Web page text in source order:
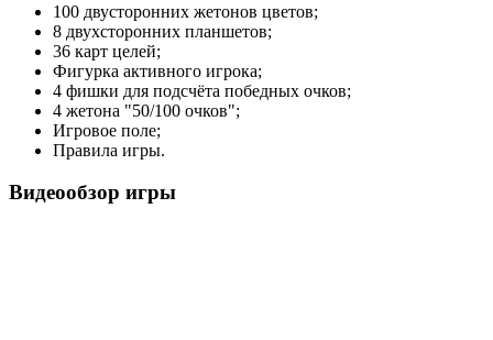
100 двусторонних жетонов цветов;
8 двухсторонних планшетов;
36 карт целей;
Фигурка активного игрока;
4 фишки для подсчёта победных очков;
4 жетона "50/100 очков";
Игровое поле;
Правила игры.
Видеообзор игры